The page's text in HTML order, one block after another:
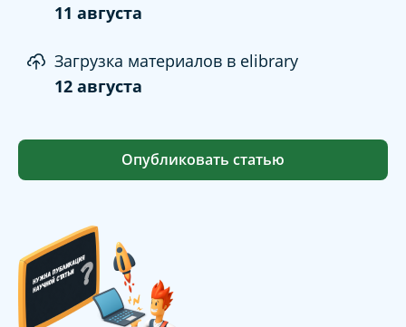
11 августа
Загрузка материалов в elibrary
12 августа
Опубликовать статью